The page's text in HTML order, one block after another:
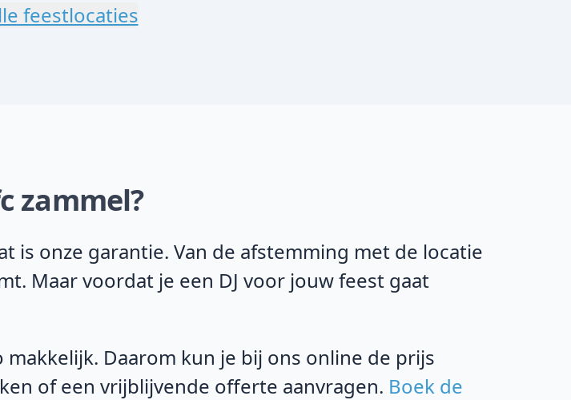
feestlocaties
zammel?
is onze garantie. Van de afstemming met de locatie
Maar voordat je een DJ voor jouw feest gaat
makkelijk. Daarom kun je bij ons online de prijs
of een vrijblijvende offerte aanvragen. Boek de